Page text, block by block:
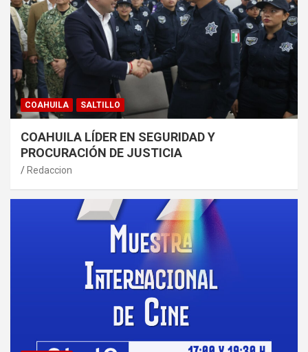
COAHUILA SALTILLO
COAHUILA LÍDER EN SEGURIDAD Y
PROCURACIÓN DE JUSTICIA
Redaccion